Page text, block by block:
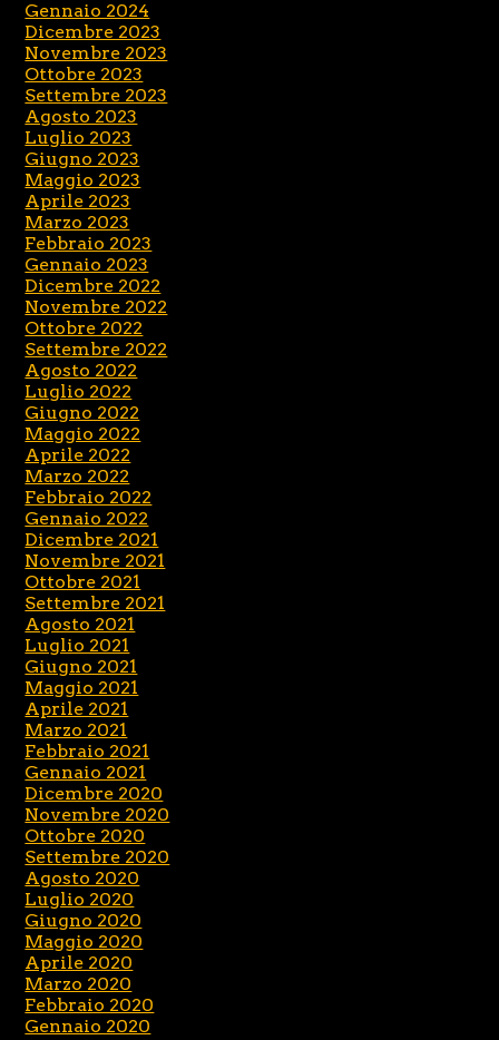
Gennaio 2024
Dicembre 2023
Novembre 2023
Ottobre 2023
Settembre 2023
Agosto 2023
Luglio 2023
Giugno 2023
Maggio 2023
Aprile 2023
Marzo 2023
Febbraio 2023
Gennaio 2023
Dicembre 2022
Novembre 2022
Ottobre 2022
Settembre 2022
Agosto 2022
Luglio 2022
Giugno 2022
Maggio 2022
Aprile 2022
Marzo 2022
Febbraio 2022
Gennaio 2022
Dicembre 2021
Novembre 2021
Ottobre 2021
Settembre 2021
Agosto 2021
Luglio 2021
Giugno 2021
Maggio 2021
Aprile 2021
Marzo 2021
Febbraio 2021
Gennaio 2021
Dicembre 2020
Novembre 2020
Ottobre 2020
Settembre 2020
Agosto 2020
Luglio 2020
Giugno 2020
Maggio 2020
Aprile 2020
Marzo 2020
Febbraio 2020
Gennaio 2020